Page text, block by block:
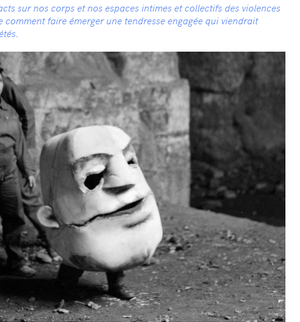
sur nos corps et nos espaces intimes et collectifs des violences
faire émerger une tendresse engagée qui viendrait